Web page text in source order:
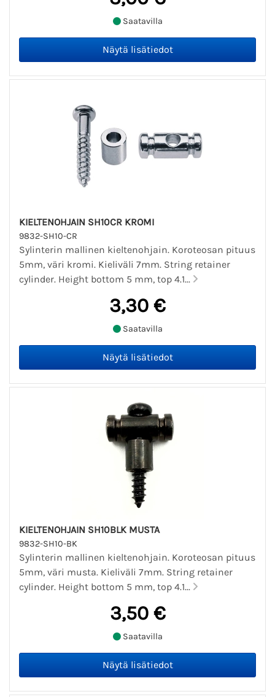
Saatavilla
KIELTENOHJAIN SH10CR KROMI
9832-SH10-CR
Sylinterin mallinen kieltenohjain. Koroteosan pituus
5mm, väri kromi. Kieliväli 7mm. String retainer
cylinder. Height bottom 5 mm, top 4.1...
3,30 €
Saatavilla
KIELTENOHJAIN SH10BLK MUSTA
9832-SH10-BK
Sylinterin mallinen kieltenohjain. Koroteosan pituus
5mm, väri musta. Kieliväli 7mm. String retainer
cylinder. Height bottom 5 mm, top 4.1...
3,50 €
Saatavilla